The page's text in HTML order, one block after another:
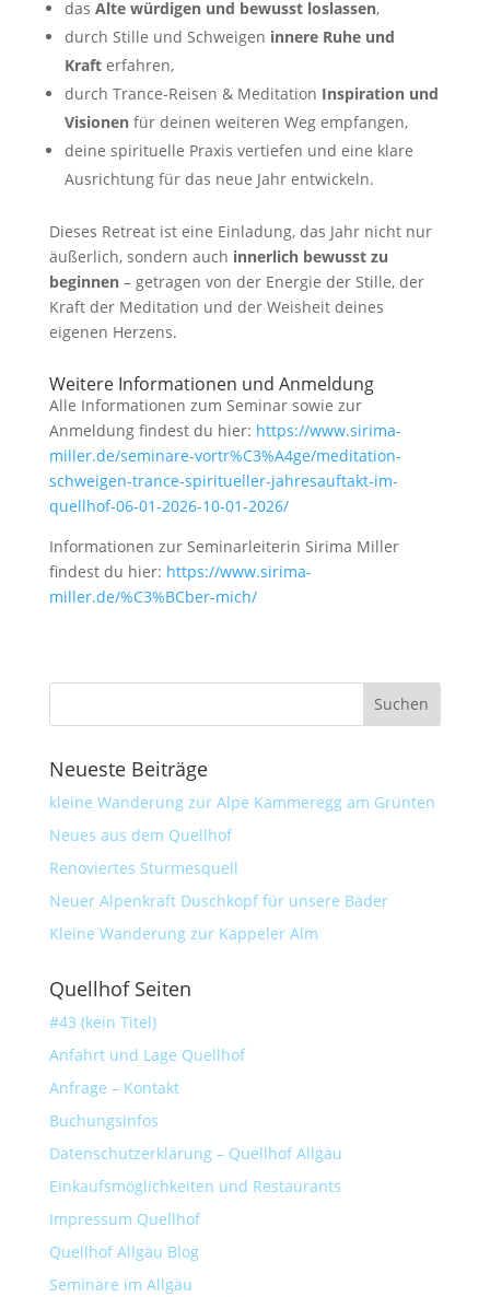
das Alte würdigen und bewusst loslassen,
durch Stille und Schweigen innere Ruhe und
Krafterfahren,
durch Trance-Reisen & Meditation Inspiration und
Visionenfür deinen weiteren Weg empfangen,
deine spirituelle Praxis vertiefen und eine klare
Ausrichtung für das neue Jahr entwickeln.
Dieses Retreat ist eine Einladung, das Jahr nicht nur
äußerlich, sondern auch innerlich bewusst zu
beginnen– getragen von der Energie der Stille, der
Kraft der Meditation und der Weisheit deines
eigenen Herzens.
Weitere Informationen und Anmeldung
Alle Informationen zum Seminar sowie zur
Anmeldung findest du hier: https://www.sirima-
miller.de/seminare-vortr%C3%A4ge/meditation-
schweigen-trance-spiritueller-jahresauftakt-im-
quellhof-06-01-2026-10-01-2026/
Informationen zur Seminarleiterin Sirima Miller
findest du hier: https://www.sirima-
miller.de/%C3%BCber-mich/
Neueste Beiträge
kleine Wanderung zur Alpe Kammeregg am Grünten
Neues aus dem Quellhof
Renoviertes Sturmesquell
Neuer Alpenkraft Duschkopf für unsere Bäder
Kleine Wanderung zur Kappeler Alm
Quellhof Seiten
#43 (kein Titel)
Anfahrt und Lage Quellhof
Anfrage – Kontakt
Buchungsinfos
Datenschutzerklärung – Quellhof Allgäu
Einkaufsmöglichkeiten und Restaurants
Impressum Quellhof
Quellhof Allgäu Blog
Seminare im Allgäu